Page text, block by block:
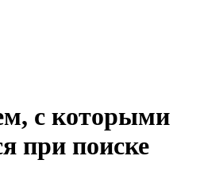
с которыми
при поиске